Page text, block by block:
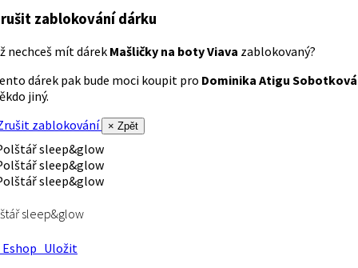
zablokování dárku
nechceš mít dárek Mašličky na boty Viava zablokovaný?
dárek pak bude moci koupit pro Dominika Atigu Sobotková
jiný.
zablokování
× Zpět
sleep&glow
Uložit